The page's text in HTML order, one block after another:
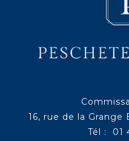
16, rue de la Grange
Tél : 01